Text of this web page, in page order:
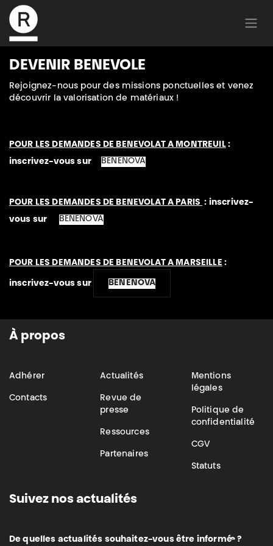
DEVENIR BENEVOLE
Rejoignez-nous pour des missions ponctuelles et venez
découvrir la valorisation de matériaux !
POUR LES DEMANDES DE BENEVOLAT A MONTREUIL:
inscrivez-vous sur BENENOVA
POUR LES DEMANDES DE BENEVOLAT A PARIS : inscrivez-
vous sur BENENOVA
POUR LES DEMANDES DE BENEVOLAT A MARSEILLE :
inscrivez-vous sur BENENOVA
À propos
Adhérer
Contacts
Actualités
Revue de
presse
Ressources
Partenaires
Mentions
légales
Politique de
confidentialité
CGV
Statuts
Suivez nos actualités
De quelles actualités souhaitez-vous être informé·e ?